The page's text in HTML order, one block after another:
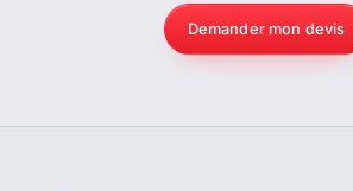
Demander mon devis